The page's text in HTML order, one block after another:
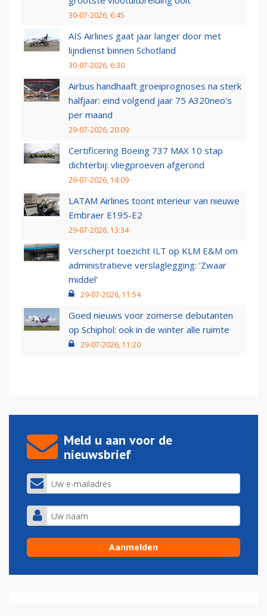
30-07-2026, 6:45
AIS Airlines gaat jaar langer door met
lijndienst binnen Schotland
30-07-2026, 6:30
Airbus handhaaft groeiprognoses na sterk
halfjaar: eind volgend jaar 75 A320neo’s
per maand
29-07-2026, 20:09
Certificering Boeing 737 MAX 10 stap
dichterbij: vliegproeven afgerond
29-07-2026, 14:09
LATAM Airlines toont interieur van nieuwe
Embraer E195-E2
29-07-2026, 13:34
Verscherpt toezicht ILT op KLM E&M om
administratieve verslaglegging: ‘Zwaar
middel’
29-07-2026, 11:54
Goed nieuws voor zomerse debutanten
op Schiphol: ook in de winter alle ruimte
29-07-2026, 11:20
Meld u aan voor de
nieuwsbrief